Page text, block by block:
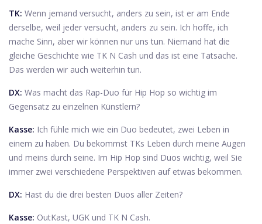
TK: Wenn jemand versucht, anders zu sein, ist er am Ende
derselbe, weil jeder versucht, anders zu sein. Ich hoffe, ich
mache Sinn, aber wir können nur uns tun. Niemand hat die
gleiche Geschichte wie TK N Cash und das ist eine Tatsache.
Das werden wir auch weiterhin tun.
DX: Was macht das Rap-Duo für Hip Hop so wichtig im
Gegensatz zu einzelnen Künstlern?
Kasse: Ich fühle mich wie ein Duo bedeutet, zwei Leben in
einem zu haben. Du bekommst TKs Leben durch meine Augen
und meins durch seine. Im Hip Hop sind Duos wichtig, weil Sie
immer zwei verschiedene Perspektiven auf etwas bekommen.
DX: Hast du die drei besten Duos aller Zeiten?
Kasse: OutKast, UGK und TK N Cash.